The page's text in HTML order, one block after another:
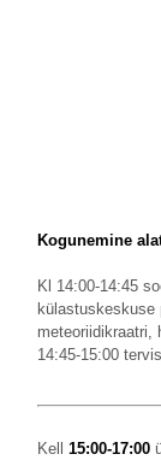
Kogunemine
Kl 14:00-14:45
külastuskeskuse
meteoriidikraatri,
14:45-15:00
Kell 15:00-17:00